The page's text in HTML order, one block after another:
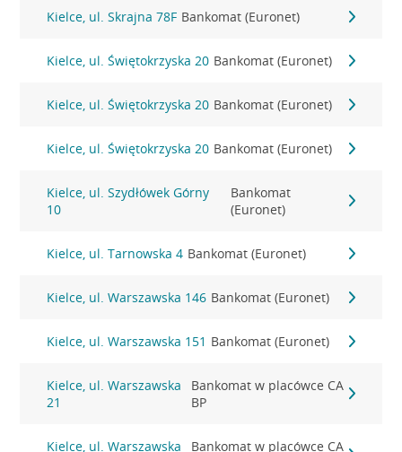
Kielce, ul. Skrajna 78F Bankomat (Euronet)
Kielce, ul. Świętokrzyska 20 Bankomat (Euronet)
Kielce, ul. Świętokrzyska 20 Bankomat (Euronet)
Kielce, ul. Świętokrzyska 20 Bankomat (Euronet)
Kielce, ul. Szydłówek Górny
10
Bankomat
(Euronet)
Kielce, ul. Tarnowska 4 Bankomat (Euronet)
Kielce, ul. Warszawska 146 Bankomat (Euronet)
Kielce, ul. Warszawska 151 Bankomat (Euronet)
Kielce, ul. Warszawska
21
Bankomat w placówce CA
BP
Kielce, ul. Warszawska Bankomat w placówce CA